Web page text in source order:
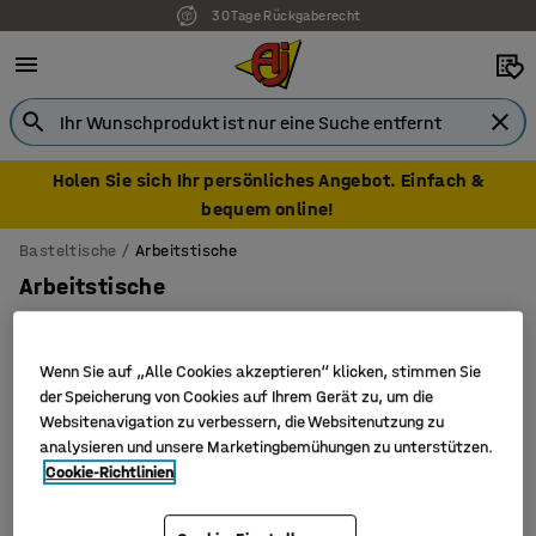
30 Tage Rückgaberecht
Holen Sie sich Ihr persönliches Angebot. Einfach &
bequem online!
Basteltische Arbeitstische
Arbeitstische
Filter Sortieren
4 Produkte
Wenn Sie auf „Alle Cookies akzeptieren“ klicken, stimmen Sie
der Speicherung von Cookies auf Ihrem Gerät zu, um die
Websitenavigation zu verbessern, die Websitenutzung zu
analysieren und unsere Marketingbemühungen zu unterstützen.
Cookie-Richtlinien